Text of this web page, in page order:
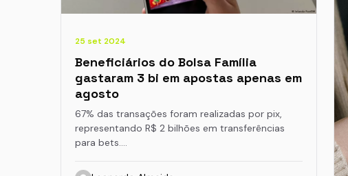
25 set 2024
Beneficiários do Bolsa Família
gastaram 3 bi em apostas apenas em
agosto
67% das transações foram realizadas por pix,
representando R$ 2 bilhões em transferências
para bets.…